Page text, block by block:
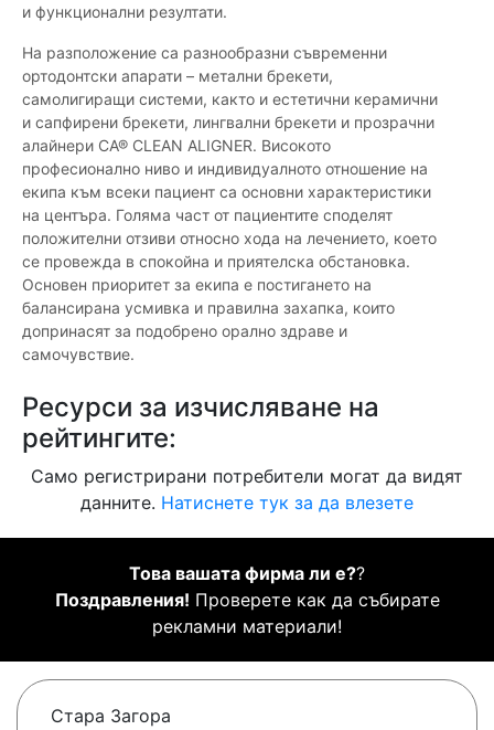
и функционални резултати.
На разположение са разнообразни съвременни
ортодонтски апарати – метални брекети,
самолигиращи системи, както и естетични керамични
и сапфирени брекети, лингвални брекети и прозрачни
алайнери CA® CLEAN ALIGNER. Високото
професионално ниво и индивидуалното отношение на
екипа към всеки пациент са основни характеристики
на центъра. Голяма част от пациентите споделят
положителни отзиви относно хода на лечението, което
се провежда в спокойна и приятелска обстановка.
Основен приоритет за екипа е постигането на
балансирана усмивка и правилна захапка, които
допринасят за подобрено орално здраве и
самочувствие.
Ресурси за изчисляване на
рейтингите:
Само регистрирани потребители могат да видят
данните. Натиснете тук за да влезете
Това вашата фирма ли е??
Поздравления! Проверете как да събирате
рекламни материали!
Стара Загора